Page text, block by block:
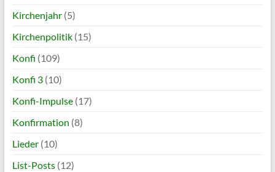
Kirchenjahr(5)
Kirchenpolitik(15)
Konfi (109)
Konfi 3(10)
Konfi-Impulse(17)
Konfirmation (8)
Lieder(10)
List-Posts(12)